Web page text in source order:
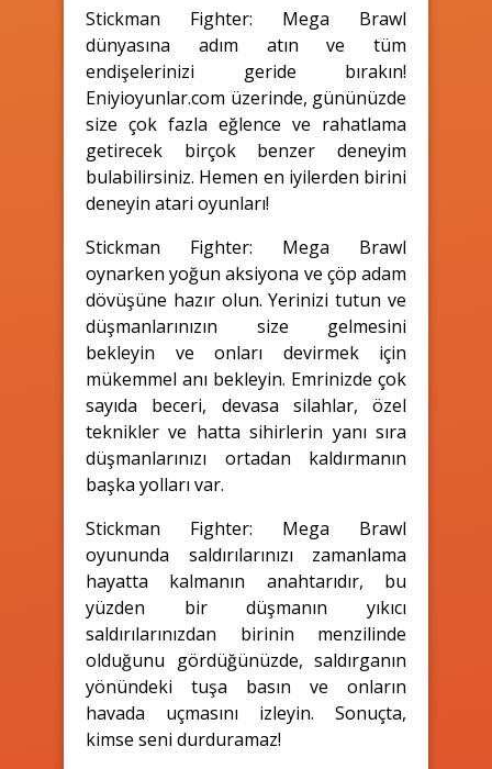
Stickman Fighter: Mega Brawl
dünyasına adım atın ve tüm
endişelerinizi geride bırakın!
Eniyioyunlar.com üzerinde, gününüzde
size çok fazla eğlence ve rahatlama
getirecek birçok benzer deneyim
bulabilirsiniz. Hemen en iyilerden birini
deneyin atari oyunları!
Stickman Fighter: Mega Brawl
oynarken yoğun aksiyona ve çöp adam
dövüşüne hazır olun. Yerinizi tutun ve
düşmanlarınızın size gelmesini
bekleyin ve onları devirmek için
mükemmel anı bekleyin. Emrinizde çok
sayıda beceri, devasa silahlar, özel
teknikler ve hatta sihirlerin yanı sıra
düşmanlarınızı ortadan kaldırmanın
başka yolları var.
Stickman Fighter: Mega Brawl
oyununda saldırılarınızı zamanlama
hayatta kalmanın anahtarıdır, bu
yüzden bir düşmanın yıkıcı
saldırılarınızdan birinin menzilinde
olduğunu gördüğünüzde, saldırganın
yönündeki tuşa basın ve onların
havada uçmasını izleyin. Sonuçta,
kimse seni durduramaz!